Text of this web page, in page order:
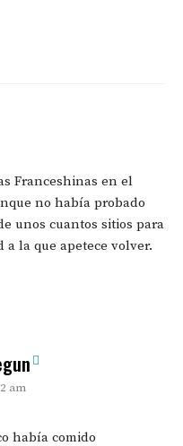
Franceshinas en el
no había probado
unos cuantos sitios para
la que apetece volver.
am
había comido